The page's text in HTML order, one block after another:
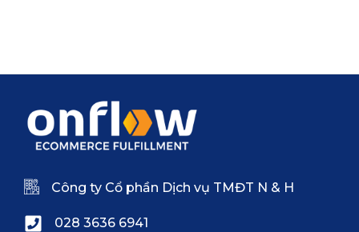
Công ty Cổ phần Dịch vụ TMĐT N & H
028 3636 6941